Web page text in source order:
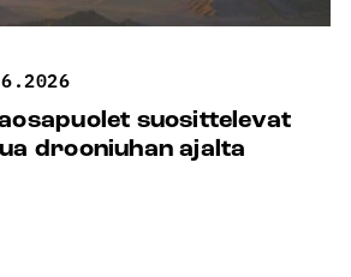
suosittelevat
drooniuhan ajalta